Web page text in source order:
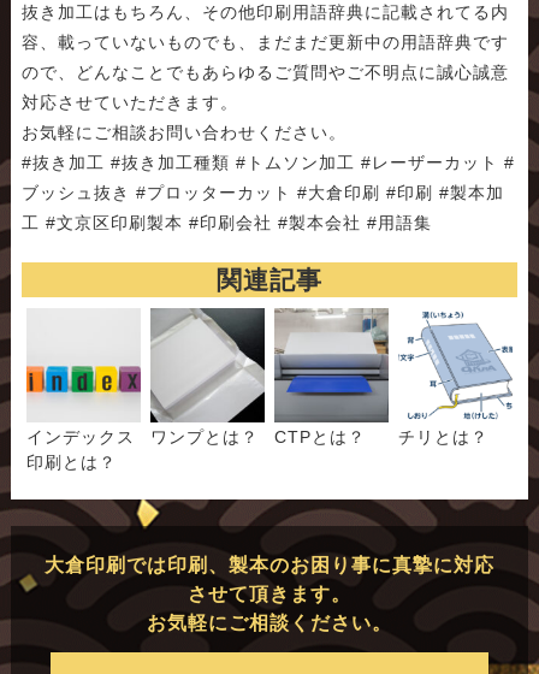
抜き加工はもちろん、その他印刷用語辞典に記載されてる内
容、載っていないものでも、まだまだ更新中の用語辞典です
ので、どんなことでもあらゆるご質問やご不明点に誠心誠意
対応させていただきます。
お気軽にご相談お問い合わせください。
#抜き加工 #抜き加工種類 #トムソン加工 #レーザーカット #
ブッシュ抜き #プロッターカット #大倉印刷 #印刷 #製本加
工 #文京区印刷製本 #印刷会社 #製本会社 #用語集
関連記事
インデックス
印刷とは？
ワンプとは？ CTPとは？ チリとは？
大倉印刷では印刷、製本のお困り事に真摯に対応
させて頂きます。
お気軽にご相談ください。